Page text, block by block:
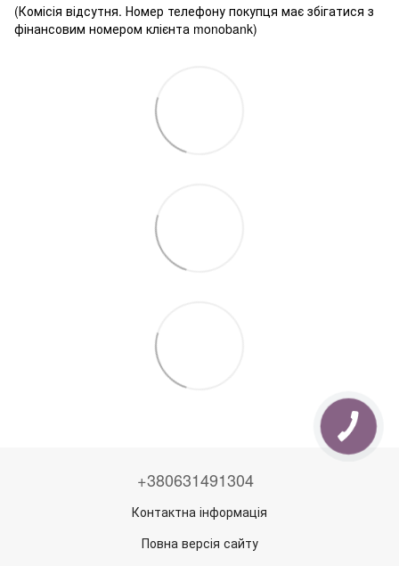
(Комісія відсутня. Номер телефону покупця має збігатися з
фінансовим номером клієнта monobank)
+380631491304
Контактна інформація
Повна версія сайту